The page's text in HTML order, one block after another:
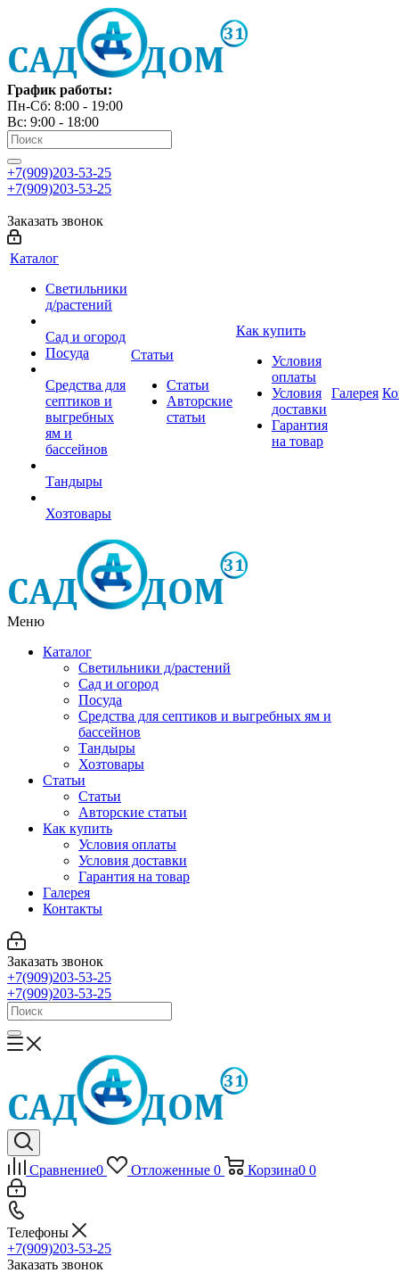
График работы:
Пн-Сб: 8:00 - 19:00
Вс: 9:00 - 18:00
+7(909)203-53-25
+7(909)203-53-25
Заказать звонок
Каталог
Светильники
д/растений
Сад и огород
Посуда
Средства для
септиков и
выгребных
ям и
бассейнов
Тандыры
Хозтовары
Статьи
Статьи
Авторские
статьи
Как купить
Условия
оплаты
Условия
доставки
Гарантия
на товар
Галерея
Меню
Каталог
Светильники д/растений
Сад и огород
Посуда
Средства для септиков и выгребных ям и
бассейнов
Тандыры
Хозтовары
Статьи
Статьи
Авторские статьи
Как купить
Условия оплаты
Условия доставки
Гарантия на товар
Галерея
Контакты
Заказать звонок
+7(909)203-53-25
+7(909)203-53-25
Сравнение0 Отложенные 0 Корзина0 0
Телефоны
+7(909)203-53-25
Заказать звонок